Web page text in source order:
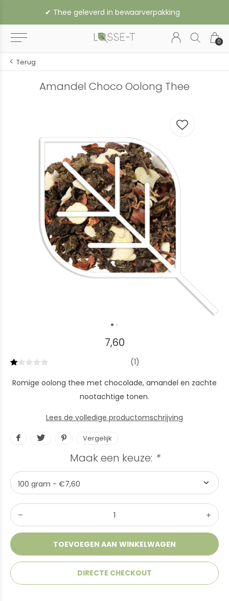
0
✔︎ Thee geleverd in bewaarverpakking
Terug
Amandel Choco Oolong Thee
7,60
(1)
Romige oolong thee met chocolade, amandel en zachte
nootachtige tonen.
Lees de volledige productomschrijving
Vergelijk
Maak een keuze: *
TOEVOEGEN AAN WINKELWAGEN
DIRECTE CHECKOUT